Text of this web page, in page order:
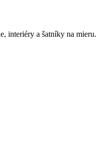
interiéry a šatníky na mieru.